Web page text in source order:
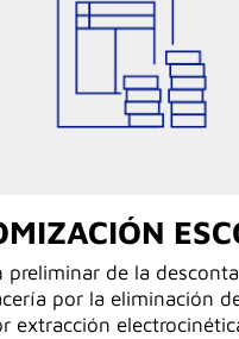
preliminar de la
por la eliminación
extracción